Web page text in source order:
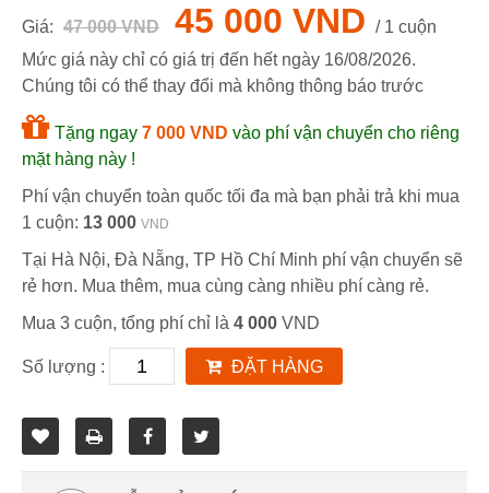
Giá: 47 000 VND 45 000 VND / 1 cuộn
Mức giá này chỉ có giá trị đến hết ngày 16/08/2026.
Chúng tôi có thể thay đổi mà không thông báo trước
Tặng ngay 7 000 VND vào phí vận chuyển cho riêng
mặt hàng này !
Phí vận chuyển toàn quốc tối đa mà bạn phải trả khi mua
1 cuộn: 13 000 VND
Tại Hà Nội, Đà Nẵng, TP Hồ Chí Minh phí vận chuyển sẽ
rẻ hơn. Mua thêm, mua cùng càng nhiều phí càng rẻ.
Mua 3 cuộn, tổng phí chỉ là 4 000 VND
Số lượng : ĐẶT HÀNG